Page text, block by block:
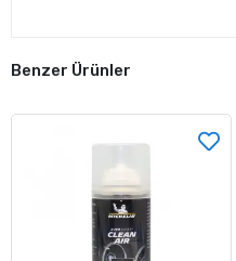
Benzer Ürünler